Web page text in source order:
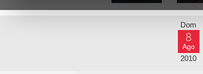
Dom
8
Ago
2010